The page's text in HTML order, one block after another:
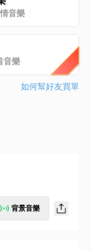
音樂
音樂
如何幫好友買單
背景音樂